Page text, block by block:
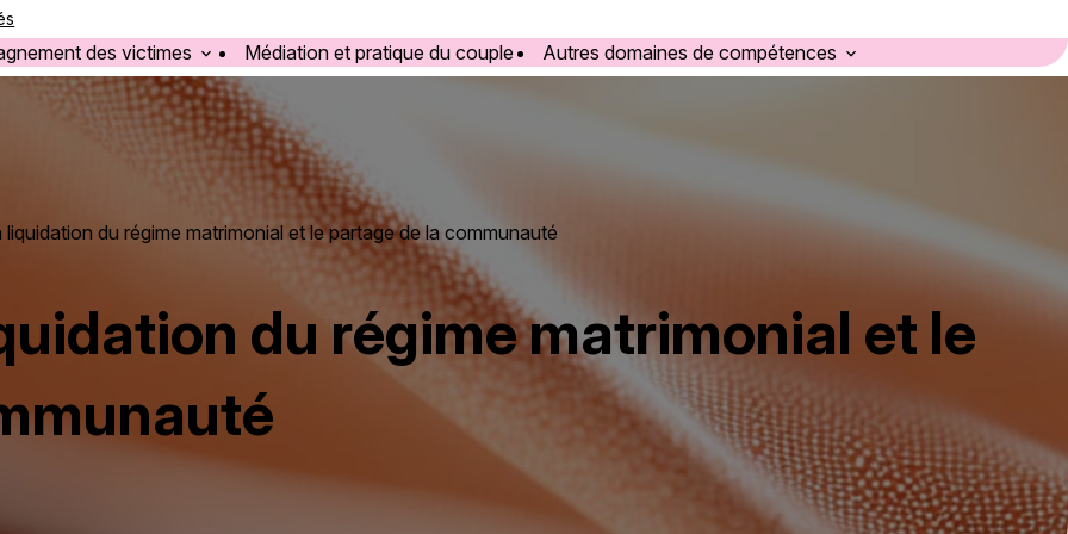
des victimes Médiation et pratique du couple Autres domaines de compétences
du régime matrimonial et le partage de la communauté
du régime matrimonial et le